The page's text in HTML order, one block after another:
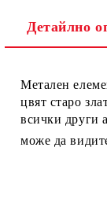
Детайлно
Метален
цвят старо
всички други
може да